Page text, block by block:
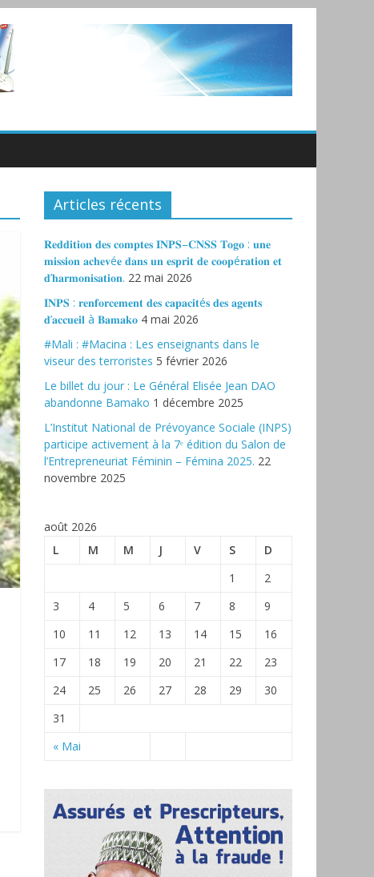
Articles récents
𝐑𝐞𝐝𝐝𝐢𝐭𝐢𝐨𝐧 𝐝𝐞𝐬 𝐜𝐨𝐦𝐩𝐭𝐞𝐬 𝐈𝐍𝐏𝐒–𝐂𝐍𝐒𝐒 𝐓𝐨𝐠𝐨 : 𝐮𝐧𝐞
𝐦𝐢𝐬𝐬𝐢𝐨𝐧 𝐚𝐜𝐡𝐞𝐯é𝐞 𝐝𝐚𝐧𝐬 𝐮𝐧 𝐞𝐬𝐩𝐫𝐢𝐭 𝐝𝐞 𝐜𝐨𝐨𝐩é𝐫𝐚𝐭𝐢𝐨𝐧 𝐞𝐭
𝐝’𝐡𝐚𝐫𝐦𝐨𝐧𝐢𝐬𝐚𝐭𝐢𝐨𝐧. 22 mai 2026
𝐈𝐍𝐏𝐒 : 𝐫𝐞𝐧𝐟𝐨𝐫𝐜𝐞𝐦𝐞𝐧𝐭 𝐝𝐞𝐬 𝐜𝐚𝐩𝐚𝐜𝐢𝐭é𝐬 𝐝𝐞𝐬 𝐚𝐠𝐞𝐧𝐭𝐬
𝐝’𝐚𝐜𝐜𝐮𝐞𝐢𝐥 à 𝐁𝐚𝐦𝐚𝐤𝐨 4 mai 2026
#Mali : #Macina : Les enseignants dans le
viseur des terroristes 5 février 2026
‎Le billet du jour : Le Général Elisée Jean DAO
abandonne Bamako 1 décembre 2025
L’Institut National de Prévoyance Sociale (INPS)
participe activement à la 7ᵉ édition du Salon de
l’Entrepreneuriat Féminin – Fémina 2025. 22
novembre 2025
août 2026
L
M M J V S D
« Mai
1
2
3
4 5 6 7 8
9
10
11 12 13 14 15
16
17
18 19 20 21 22
23
24
25 26 27 28 29
30
31